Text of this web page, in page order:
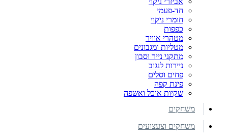
חד-פעמי
חומרי ניקוי
כפפות
מטהרי אוויר
מטליות ומגבונים
מתקני נייר וסבון
ניירות לנגוב
פחים וסלים
פינת קפה
שקיות אוכל ואשפה
משחקים
משחקים וצעצועים